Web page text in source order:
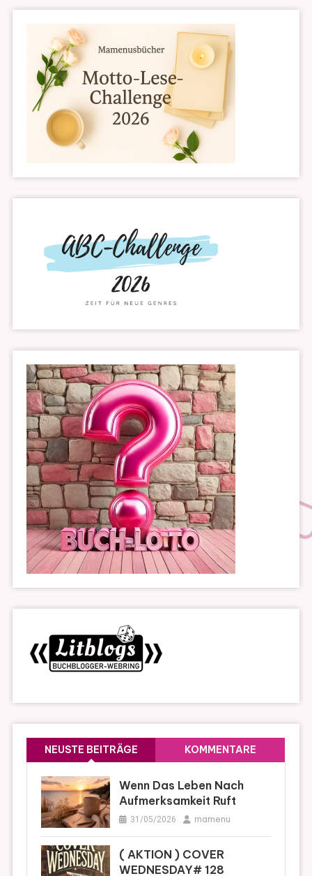
NEUSTE BEITRÄGE KOMMENTARE
Wenn Das Leben Nach
Aufmerksamkeit Ruft
31/05/2026 mamenu
( AKTION ) COVER
WEDNESDAY# 128